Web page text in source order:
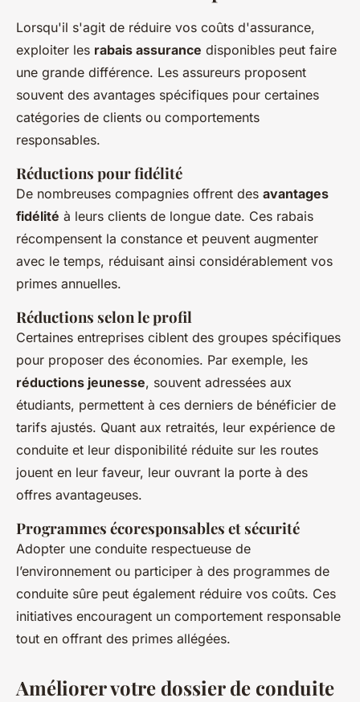
Lorsqu'il s'agit de réduire vos coûts d'assurance,
exploiter les rabais assurance disponibles peut faire
une grande différence. Les assureurs proposent
souvent des avantages spécifiques pour certaines
catégories de clients ou comportements
responsables.
Réductions pour fidélité
De nombreuses compagnies offrent des avantages
fidélité à leurs clients de longue date. Ces rabais
récompensent la constance et peuvent augmenter
avec le temps, réduisant ainsi considérablement vos
primes annuelles.
Réductions selon le profil
Certaines entreprises ciblent des groupes spécifiques
pour proposer des économies. Par exemple, les
réductions jeunesse, souvent adressées aux
étudiants, permettent à ces derniers de bénéficier de
tarifs ajustés. Quant aux retraités, leur expérience de
conduite et leur disponibilité réduite sur les routes
jouent en leur faveur, leur ouvrant la porte à des
offres avantageuses.
Programmes écoresponsables et sécurité
Adopter une conduite respectueuse de
l’environnement ou participer à des programmes de
conduite sûre peut également réduire vos coûts. Ces
initiatives encouragent un comportement responsable
tout en offrant des primes allégées.
Améliorer votre dossier de conduite